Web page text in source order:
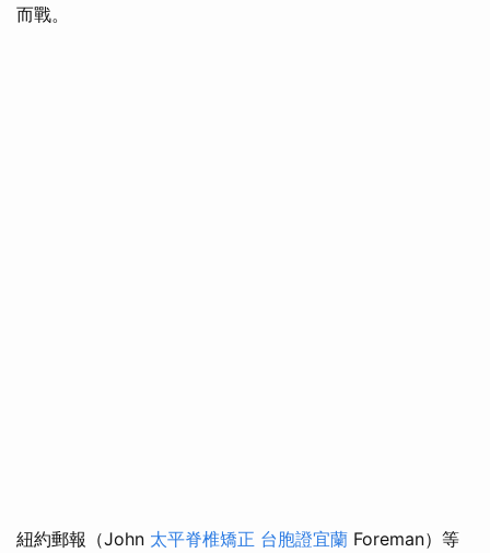
而戰。
紐約郵報（John 太平脊椎矯正 台胞證宜蘭 Foreman）等